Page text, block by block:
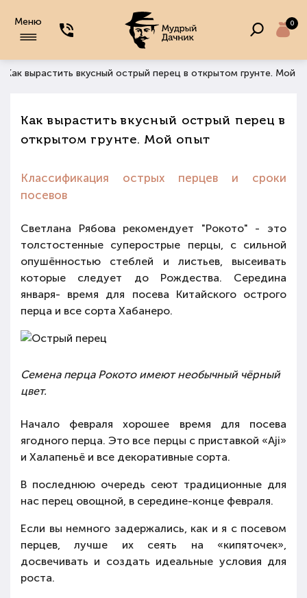
Меню 0
Как вырастить вкусный острый перец в открытом грунте. Мой
Как вырастить вкусный острый перец в
открытом грунте. Мой опыт
Классификация острых перцев и сроки
посевов
Светлана Рябова рекомендует "Рокото" - это
толстостенные суперострые перцы, с сильной
опушённостью стеблей и листьев, высеивать
которые следует до Рождества. Середина
января- время для посева Китайского острого
перца и все сорта Хабанеро.
Семена перца Рокото имеют необычный чёрный
цвет.
Начало февраля хорошее время для посева
ягодного перца. Это все перцы с приставкой «Aji»
и Халапеньё и все декоративные сорта.
В последнюю очередь сеют традиционные для
нас перец овощной, в середине-конце февраля.
Если вы немного задержались, как и я с посевом
перцев, лучше их сеять на «кипяточек»,
досвечивать и создать идеальные условия для
роста.